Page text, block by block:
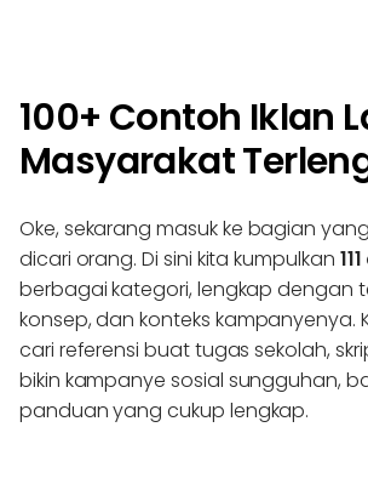
100+ Contoh Iklan
Masyarakat
Oke, sekarang masuk ke bagian
dicari orang. Di sini kita kumpulkan
berbagai kategori, lengkap dengan
konsep, dan konteks kampanyenya.
cari referensi buat tugas sekolah,
bikin kampanye sosial sungguhan,
panduan yang cukup lengkap.